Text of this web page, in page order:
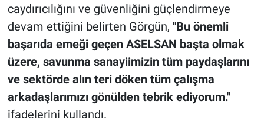
caydırıcılığını ve güvenliğini güçlendirmeye
devam ettiğini belirten Görgün, "Bu önemli
başarıda emeği geçen ASELSAN başta olmak
üzere, savunma sanayiimizin tüm paydaşlarını
ve sektörde alın teri döken tüm çalışma
arkadaşlarımızı gönülden tebrik ediyorum."
ifadelerini kullandı.